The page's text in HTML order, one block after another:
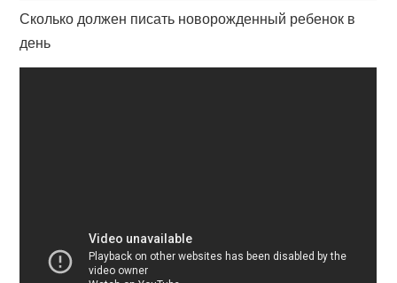
Сколько должен писать новорожденный ребенок в
день